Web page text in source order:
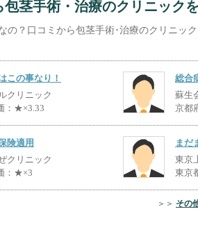
包茎手術・治療のクリニック
の？口コミから包茎手術･治療のクリニッ
この事なり！
クリニック
：★×3.33
総合
蘇生
京都
険適用
クリニック
：★×3
まだ
東京
東京
＞＞ その